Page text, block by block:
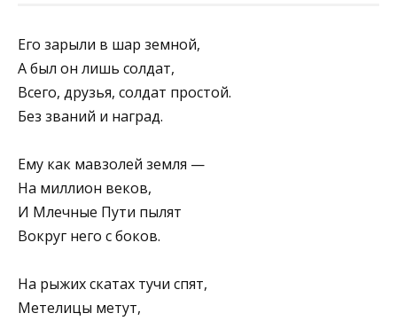
Его зарыли в шар земной,
А был он лишь солдат,
Всего, друзья, солдат простой.
Без званий и наград.
Ему как мавзолей земля —
На миллион веков,
И Млечные Пути пылят
Вокруг него с боков.
На рыжих скатах тучи спят,
Метелицы метут,